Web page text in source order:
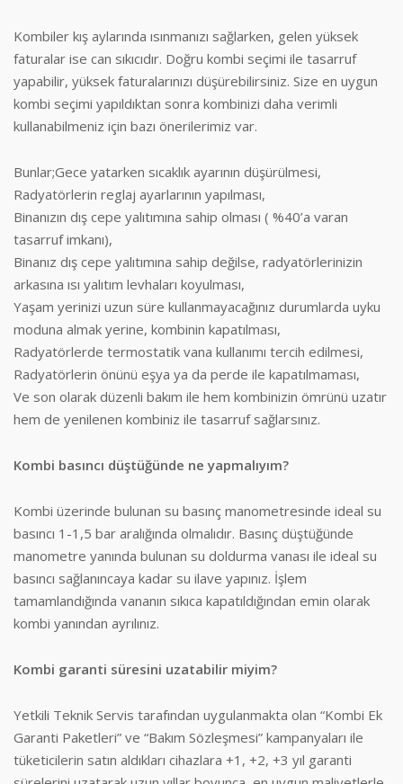
Kombiler kış aylarında ısınmanızı sağlarken, gelen yüksek
faturalar ise can sıkıcıdır. Doğru kombi seçimi ile tasarruf
yapabilir, yüksek faturalarınızı düşürebilirsiniz. Size en uygun
kombi seçimi yapıldıktan sonra kombinizi daha verimli
kullanabilmeniz için bazı önerilerimiz var.
Bunlar;Gece yatarken sıcaklık ayarının düşürülmesi,
Radyatörlerin reglaj ayarlarının yapılması,
Binanızın dış cepe yalıtımına sahip olması ( %40’a varan
tasarruf imkanı),
Binanız dış cepe yalıtımına sahip değilse, radyatörlerinizin
arkasına ısı yalıtım levhaları koyulması,
Yaşam yerinizi uzun süre kullanmayacağınız durumlarda uyku
moduna almak yerine, kombinin kapatılması,
Radyatörlerde termostatik vana kullanımı tercih edilmesi,
Radyatörlerin önünü eşya ya da perde ile kapatılmaması,
Ve son olarak düzenli bakım ile hem kombinizin ömrünü uzatır
hem de yenilenen kombiniz ile tasarruf sağlarsınız.
Kombi basıncı düştüğünde ne yapmalıyım?
Kombi üzerinde bulunan su basınç manometresinde ideal su
basıncı 1-1,5 bar aralığında olmalıdır. Basınç düştüğünde
manometre yanında bulunan su doldurma vanası ile ideal su
basıncı sağlanıncaya kadar su ilave yapınız. İşlem
tamamlandığında vananın sıkıca kapatıldığından emin olarak
kombi yanından ayrılınız.
Kombi garanti süresini uzatabilir miyim?
Yetkili Teknik Servis tarafından uygulanmakta olan “Kombi Ek
Garanti Paketleri” ve “Bakım Sözleşmesi” kampanyaları ile
tüketicilerin satın aldıkları cihazlara +1, +2, +3 yıl garanti